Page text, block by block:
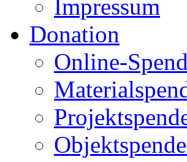
Impressum
Donation
Online-